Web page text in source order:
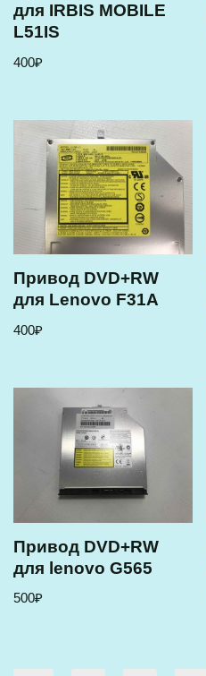
для IRBIS MOBILE
L51IS
400₽
Привод DVD+RW
для Lenovo F31A
400₽
Привод DVD+RW
для lenovo G565
500₽